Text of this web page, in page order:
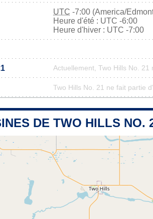
UTC -7:00 (America/
Heure d'été : UTC -6:00
Heure d'hiver : UTC -7:00
Actuellement, Two Hills No. 21
Two Hills No. 21 ne fait partie
DE TWO HILLS NO.